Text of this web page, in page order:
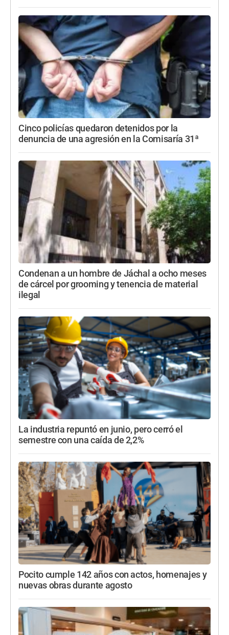
Cinco policías quedaron detenidos por la
denuncia de una agresión en la Comisaría 31ª
Condenan a un hombre de Jáchal a ocho meses
de cárcel por grooming y tenencia de material
ilegal
La industria repuntó en junio, pero cerró el
semestre con una caída de 2,2%
Pocito cumple 142 años con actos, homenajes y
nuevas obras durante agosto